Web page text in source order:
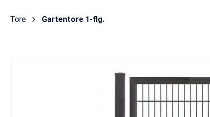
Tore Gartentore 1-flg.